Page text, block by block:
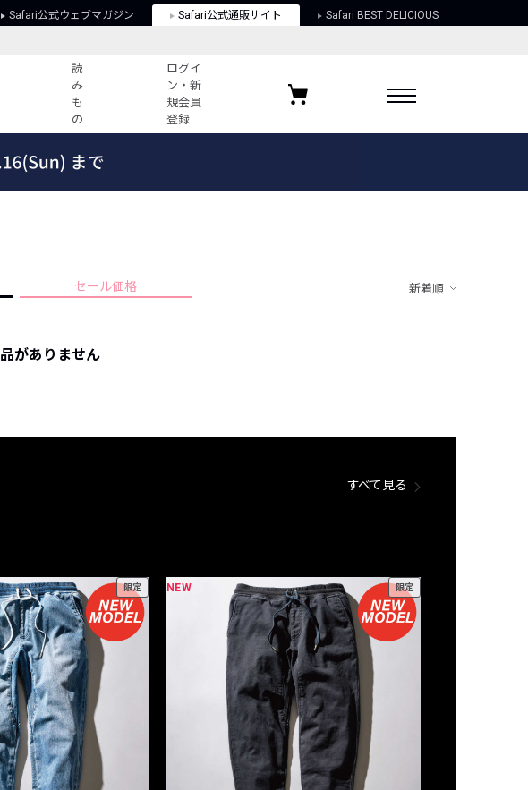
Safari公式ウェブマガジン Safari公式通販サイト Safari BEST DELICIOUS
読
み
も
の
ログイ
ン・新
規会員
登録
会社概要
特定商取引に関する法律
お気に入りブランド
セール価格 新着順
がありません
すべて見る
限定 NEW 限定